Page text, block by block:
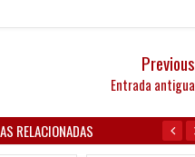
Previous
Entrada antigua
RELACIONADAS